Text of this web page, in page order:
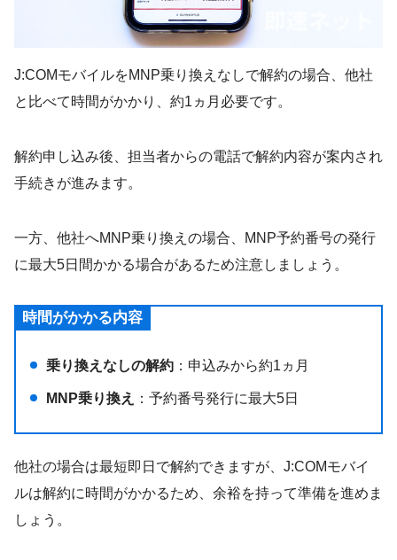
J:COMモバイルをMNP乗り換えなしで解約の場合、他社
と比べて時間がかかり、約1ヵ月必要です。
解約申し込み後、担当者からの電話で解約内容が案内され
手続きが進みます。
一方、他社へMNP乗り換えの場合、MNP予約番号の発行
に最大5日間かかる場合があるため注意しましょう。
時間がかかる内容
乗り換えなしの解約 ：申込みから約1ヵ月
MNP乗り換え ：予約番号発行に最大5日
他社の場合は最短即日で解約できますが、J:COMモバイ
ルは解約に時間がかかるため、余裕を持って準備を進めま
しょう。